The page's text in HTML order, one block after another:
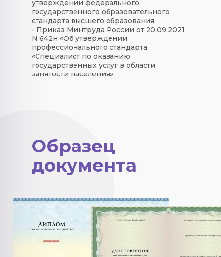
утверждении федерального
государственного образовательного
стандарта высшего образования.
- Приказ Минтруда России от 20.09.2021
N 642н «Об утверждении
профессионального стандарта
«Специалист по оказанию
государственных услуг в области
занятости населения»
Образец
документа